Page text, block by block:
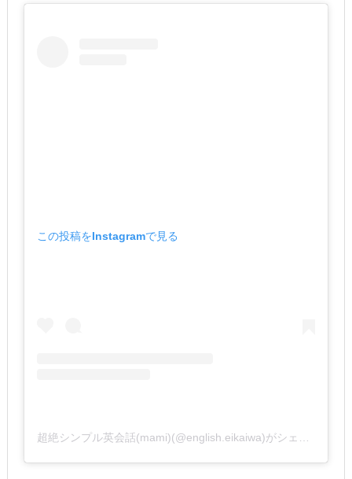
この投稿をInstagramで見る